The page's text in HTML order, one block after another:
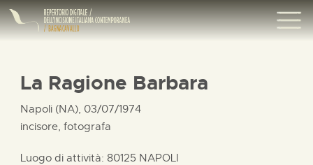
La Ragione Barbara
Napoli (NA), 03/07/1974
incisore, fotografa
Luogo di attività: 80125 NAPOLI